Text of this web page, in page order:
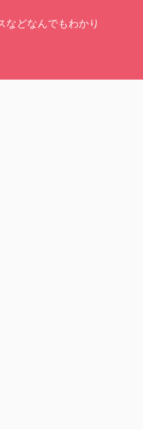
などなんでもわかり